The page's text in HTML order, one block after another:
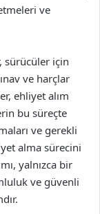
ve
sürücüler için
ve harçlar
ehliyet alım
bu süreçte
ve gerekli
alma sürecini
yalnızca bir
ve güvenli